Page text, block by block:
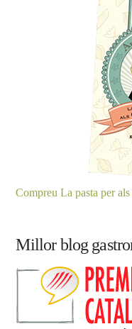
Compreu La pasta per
Millor blog